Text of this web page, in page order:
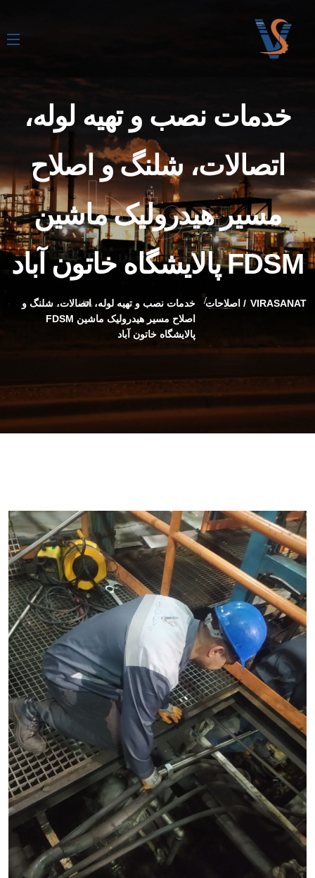
پروژها
خدمات نصب و تهیه لوله،
اتصالات، شلنگ و اصلاح
مسیر هیدرولیک ماشین
FDSM پالایشگاه خاتون آباد
VIRASANAT اصلاحات
خدمات نصب و تهیه لوله، اتصالات، شلنگ و
اصلاح مسیر هیدرولیک ماشین FDSM
پالایشگاه خاتون آباد